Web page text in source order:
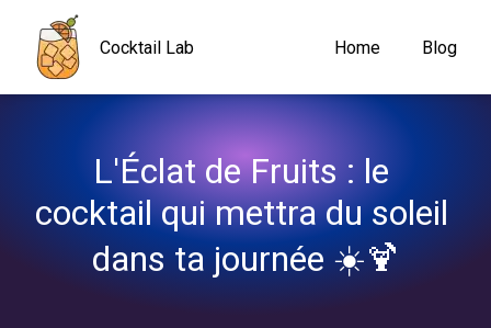
Cocktail Lab Home Blog
L'Éclat de Fruits : le
cocktail qui mettra du soleil
dans ta journée ☀️🍹
Navigated to L'Éclat de Fruits : le cocktail qui mettra du soleil